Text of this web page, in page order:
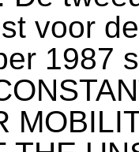
voor
1987